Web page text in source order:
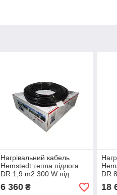
Нагрівальний кабель
Hemstedt тепла підлога
DR 1,9 m2 300 W під
плитку або кахель
6 360₴
DR
18